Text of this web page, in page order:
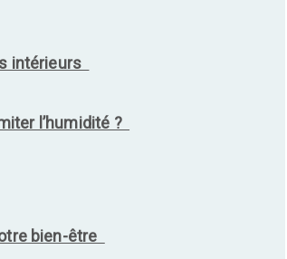
intérieurs
l’humidité ?
bien-être